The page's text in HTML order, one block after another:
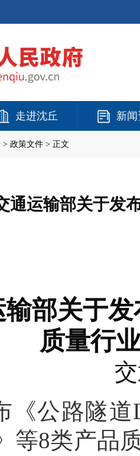
走进沈丘 新
> 政策文件 > 正文
通运输部关于发
部关于
质量行
《公路隧
等8类产品